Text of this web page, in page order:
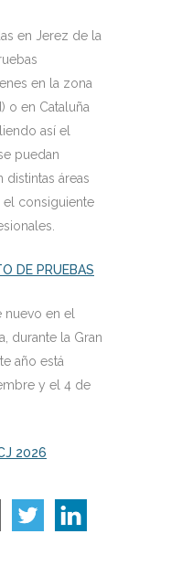
en Jerez de la
en la zona
o en Cataluña
así el
puedan
distintas áreas
el consiguiente
DE PRUEBAS
nuevo en el
durante la Gran
año está
y el 4 de
2026